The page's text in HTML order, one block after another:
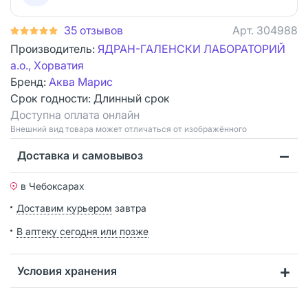
35 отзывов Арт. 304988
Производитель: ЯДРАН-ГАЛЕНСКИ ЛАБОРАТОРИЙ
а.о., Хорватия
Бренд: Аква Марис
Срок годности: Длинный срок
Доступна оплата онлайн
Bнешний вид товара может отличаться от изображённого
Доставка и самовывоз
в Чебоксарах
Доставим курьером завтра
В аптеку сегодня или позже
Условия хранения